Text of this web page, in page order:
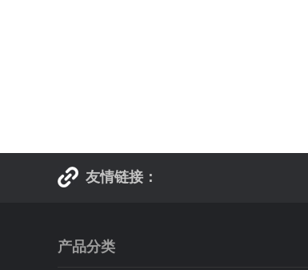
友情链接：
产品分类